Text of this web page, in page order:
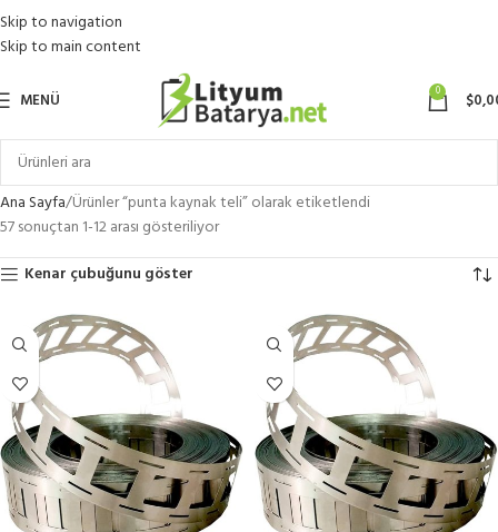
Skip to navigation
Skip to main content
MENÜ 0 $
Ana Sayfa Ürünler “punta kaynak teli” olarak etiketlendi
57 sonuçtan 1-12 arası gösteriliyor
Kenar çubuğunu göster